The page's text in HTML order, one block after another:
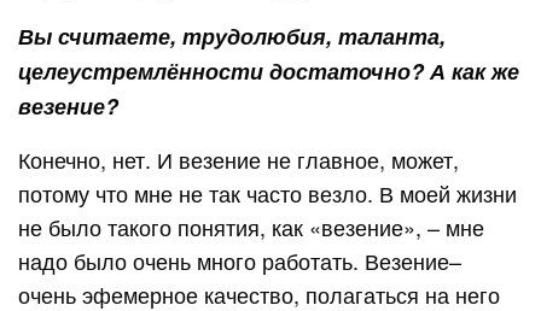
Вы считаете, трудолюбия, таланта,
целеустремлённости достаточно? А как же
везение?
Конечно, нет. И везение не главное, может,
потому что мне не так часто везло. В моей жизни
не было такого понятия, как «везение», – мне
надо было очень много работать. Везение–
очень эфемерное качество, полагаться на него